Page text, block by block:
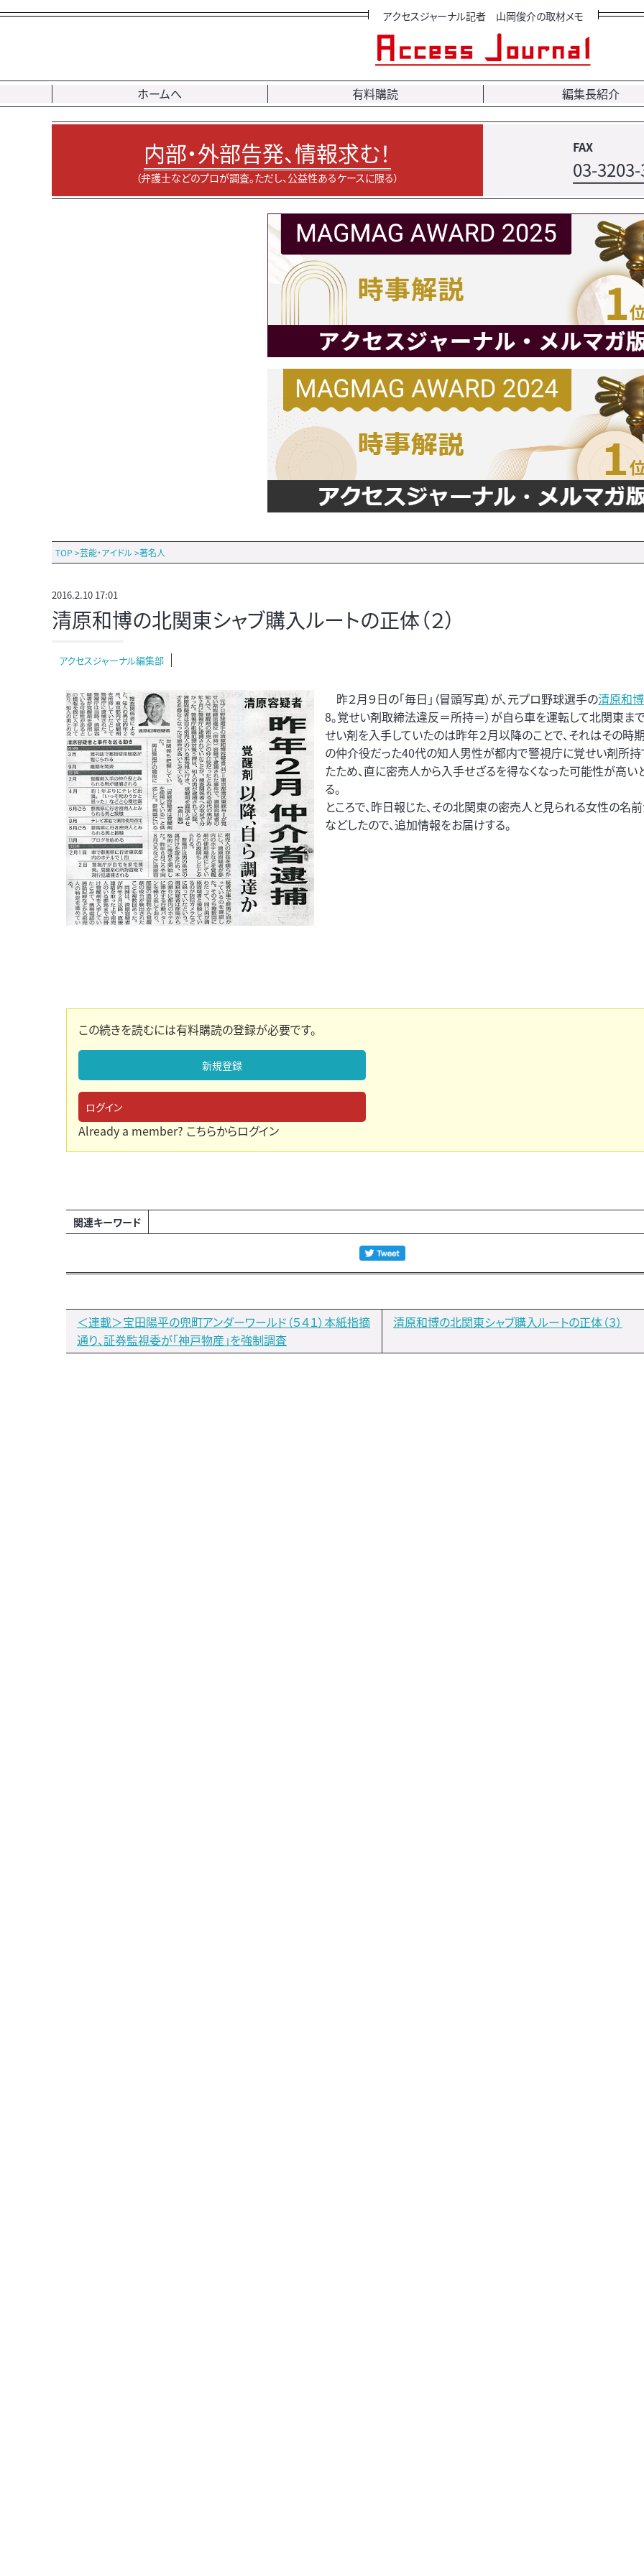
アクセスジャーナル記者 山岡俊介の取材メモ
ホームへ 有料購読 編集長紹介
内部・外部告発、情報求む！
（弁護士などのプロが調査。ただし、公益性あるケースに限る）
FAX
03-
TOP >芸能・アイドル>著名人
2016.2.10 17:01
清原和博の北関東シャブ購入ルートの正体（２）
アクセスジャーナル編集部
昨２月９日の「毎日」（冒頭写真）が、元プロ野球選手の清原和博
8。覚せい剤取締法違反＝所持＝）が自ら車を運転して北関東ま
せい剤を入手していたのは昨年２月以降のことで、それはその時
の仲介役だった40代の知人男性が都内で警視庁に覚せい剤所
たため、直に密売人から入手せざるを得なくなった可能性が高い
る。
ところで、昨日報じた、その北関東の密売人と見られる女性の名
などしたので、追加情報をお届けする。
この続きを読むには有料購読の登録が必要です。
新規登録
ログイン
Already a member? こちらからログイン
関連キーワード
＜連載＞宝田陽平の兜町アンダーワールド（５４１）本紙指摘
通り、証券監視委が「神戸物産」を強制調査
清原和博の北関東シャブ購入ルートの正体（３）